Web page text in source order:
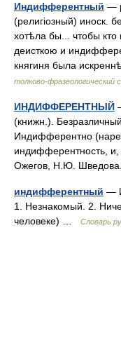
Индифферентный —
(религіозный) иноск.
хотѣла бы... чтобы
деисткою и
княгиня была
толково-фразеологический
ИНДИФФЕРЕНТНЫЙ
(книжн.).
Индифферентно
индифферентность,
Ожегов, Н.Ю.
индифферентный —
1. Незнакомый. 2.
человеке) …
Словарь